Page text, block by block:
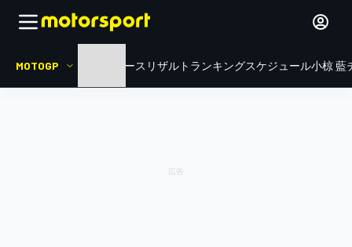
MOTOGP ニュース リザルト ランキングスケジュール小椋 藍